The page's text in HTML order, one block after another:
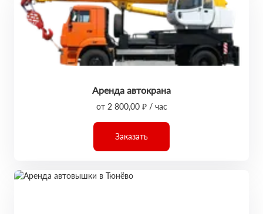
Аренда автокрана
от 2 800,00 ₽ / час
Заказать